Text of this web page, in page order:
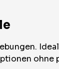
ohne